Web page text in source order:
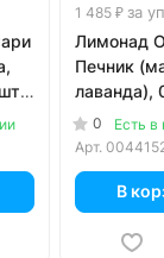
1 485 ₽ за уп
Лимонад
Печник
лаванда),
литра,
шт. в уп.
0
Есть в
Арт.
В